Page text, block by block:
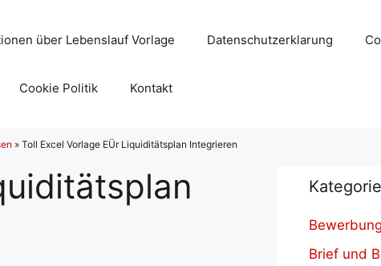
über Lebenslauf Vorlage Datenschutzerklarung
Cookie Politik Kontakt
» Toll Excel Vorlage EÜr Liquiditätsplan Integrieren
Brief und